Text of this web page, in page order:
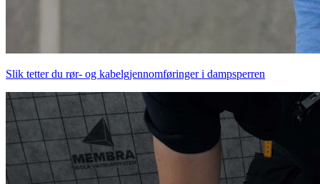
Slik tetter du rør- og kabelgjennomføringer i dampsperren